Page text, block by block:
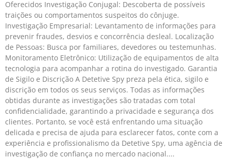
Oferecidos Investigação Conjugal: Descoberta de possíveis
traições ou comportamentos suspeitos do cônjuge.
Investigação Empresarial: Levantamento de informações para
prevenir fraudes, desvios e concorrência desleal. Localização
de Pessoas: Busca por familiares, devedores ou testemunhas.
Monitoramento Eletrônico: Utilização de equipamentos de alta
tecnologia para acompanhar a rotina do investigado. Garantia
de Sigilo e Discrição A Detetive Spy preza pela ética, sigilo e
discrição em todos os seus serviços. Todas as informações
obtidas durante as investigações são tratadas com total
confidencialidade, garantindo a privacidade e segurança dos
clientes. Portanto, se você está enfrentando uma situação
delicada e precisa de ajuda para esclarecer fatos, conte com a
experiência e profissionalismo da Detetive Spy, uma agência de
investigação de confiança no mercado nacional.